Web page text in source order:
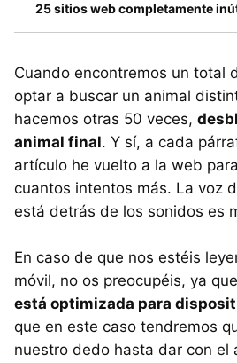
25 sitios web completamente
Cuando encontremos un total
optar a buscar un animal
hacemos otras 50 veces,
animal final. Y sí, a cada
artículo he vuelto a la web
cuantos intentos más. La voz
está detrás de los sonidos es
En caso de que nos estéis
móvil, no os preocupéis, ya que
está optimizada para
que en este caso tendremos
nuestro dedo hasta dar con el